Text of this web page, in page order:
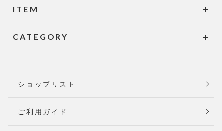
ITEM
CATEGORY
ショップリスト
ご利用ガイド